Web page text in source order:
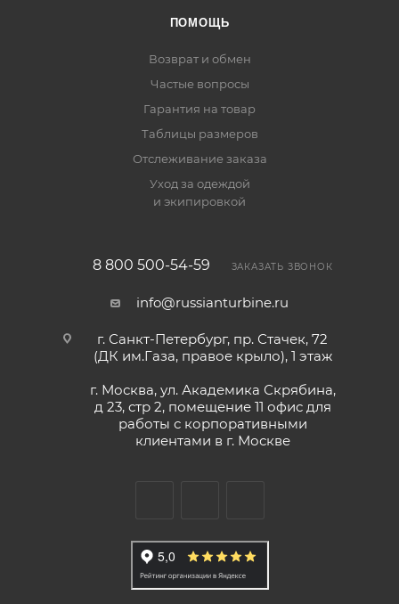
ПОМОЩЬ
Возврат и обмен
Частые вопросы
Гарантия на товар
Таблицы размеров
Отслеживание заказа
Уход за одеждой
и экипировкой
8 800 500-54-59 ЗАКАЗАТЬ ЗВОНОК
info@russianturbine.ru
г. Санкт-Петербург, пр. Стачек, 72
(ДК им.Газа, правое крыло), 1 этаж
г. Москва, ул. Академика Скрябина,
д 23, стр 2, помещение 11 офис для
работы с корпоративными
клиентами в г. Москве